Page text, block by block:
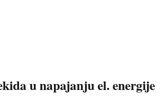
u napajanju el. energije